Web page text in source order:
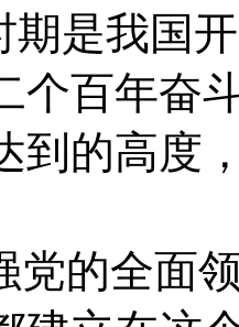
期是我国
个百年奋
到的高度
党的全面